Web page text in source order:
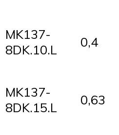
MK137-
8DK.10.L
0,4
MK137-
8DK.15.L
0,63